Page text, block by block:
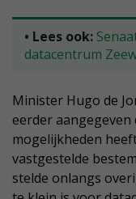
• Lees ook:
datacentrum
Minister Hugo de
eerder
mogelijkheden
vastgestelde
stelde onlangs